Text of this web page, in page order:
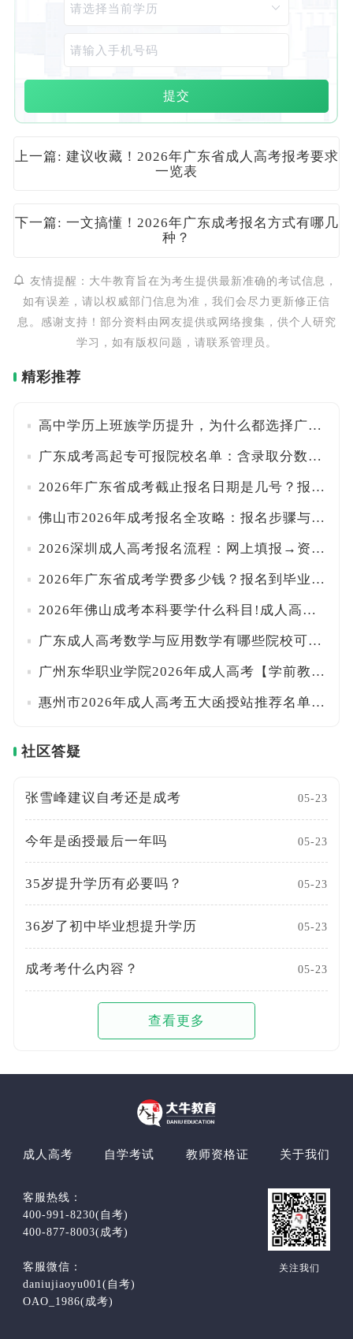
提交
上一篇: 建议收藏！2026年广东省成人高考报考要求
一览表
下一篇: 一文搞懂！2026年广东成考报名方式有哪几
种？
友情提醒：大牛教育旨在为考生提供最新准确的考试信息，
如有误差，请以权威部门信息为准，我们会尽力更新修正信
息。感谢支持！部分资料由网友提供或网络搜集，供个人研究
学习，如有版权问题，请联系管理员。
精彩推荐
高中学历上班族学历提升，为什么都选择广东成人高考？
广东成考高起专可报院校名单：含录取分数线与学费标准
2026年广东省成考截止报名日期是几号？报名时间提醒
佛山市2026年成考报名全攻略：报名步骤与报考条件一目了然
2026深圳成人高考报名流程：网上填报→资格审核→缴费，一步到位
2026年广东省成考学费多少钱？报名到毕业总费用解析
2026年佛山成考本科要学什么科目!成人高考本科课程全解析
广东成人高考数学与应用数学有哪些院校可以报考，附报考流程
广州东华职业学院2026年成人高考【学前教育】招生简章+报考流程
惠州市2026年成人高考五大函授站推荐名单，附选择建议
社区答疑
张雪峰建议自考还是成考 05-23
今年是函授最后一年吗 05-23
35岁提升学历有必要吗？ 05-23
36岁了初中毕业想提升学历 05-23
成考考什么内容？ 05-23
查看更多
成人高考 自学考试 教师资格证 关于我们
客服热线：
400-991-8230(自考)
400-877-8003(成考)
客服微信：
daniujiaoyu001(自考)
OAO_1986(成考)
关注我们